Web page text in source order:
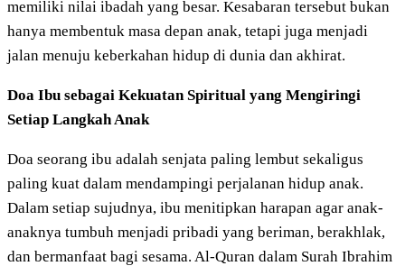
memiliki nilai ibadah yang besar. Kesabaran tersebut bukan
hanya membentuk masa depan anak, tetapi juga menjadi
jalan menuju keberkahan hidup di dunia dan akhirat.
Doa Ibu sebagai Kekuatan Spiritual yang Mengiringi
Setiap Langkah Anak
Doa seorang ibu adalah senjata paling lembut sekaligus
paling kuat dalam mendampingi perjalanan hidup anak.
Dalam setiap sujudnya, ibu menitipkan harapan agar anak-
anaknya tumbuh menjadi pribadi yang beriman, berakhlak,
dan bermanfaat bagi sesama. Al-Quran dalam Surah Ibrahim